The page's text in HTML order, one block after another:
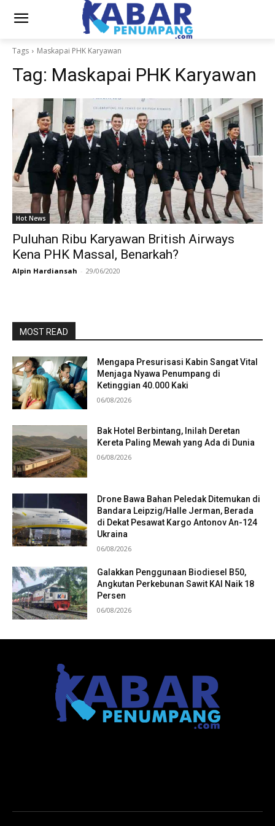
Tags Maskapai PHK Karyawan
Tag: Maskapai PHK Karyawan
Hot News
Puluhan Ribu Karyawan British Airways
Kena PHK Massal, Benarkah?
Alpin Hardiansah - 29/06/2020
MOST READ
Mengapa Presurisasi Kabin Sangat Vital
Menjaga Nyawa Penumpang di
Ketinggian 40.000 Kaki
06/08/2026
Bak Hotel Berbintang, Inilah Deretan
Kereta Paling Mewah yang Ada di Dunia
06/08/2026
Drone Bawa Bahan Peledak Ditemukan di
Bandara Leipzig/Halle Jerman, Berada
di Dekat Pesawat Kargo Antonov An-124
Ukraina
06/08/2026
Galakkan Penggunaan Biodiesel B50,
Angkutan Perkebunan Sawit KAI Naik 18
Persen
06/08/2026